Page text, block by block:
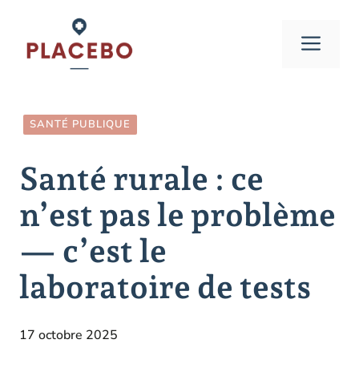
contenu
SANTÉ PUBLIQUE
Santé rurale : ce
n’est pas le problème
— c’est le
laboratoire de tests
17 octobre 2025